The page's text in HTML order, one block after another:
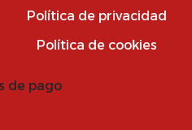
Política de privacidad
Política de cookies